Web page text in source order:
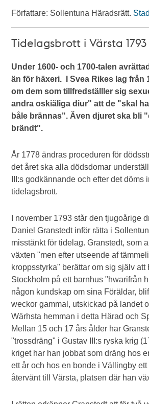
Författare: Sollentuna Häradsrätt.
Tidelagsbrott i Värsta 1793
Under 1600- och 1700-talen
än för häxeri. I Svea Rikes lag från
om dem som tillfredställler sig
andra oskiäliga diur" att de "skal
båle brännas". Även djuret ska bli
brändt".
År 1778 ändras proceduren för
det året ska alla dödsdomar
III:s godkännande och efter det döms
tidelagsbrott.
I november 1793 står den tjugoårige
Daniel Granstedt inför rätta i
misstänkt för tidelag. Granstedt, som
växten "men efter utseende af
kroppsstyrka" berättar om sig själv att
Stockholm på ett barnhus "hwarifrån
någon kundskap om sina Föräldar,
weckor gammal, utskickad på landet
Wärhsta hemman i detta Härad och
Mellan 15 och 17 års ålder har
"trossdräng" i Gustav III:s ryska krig
kriget har han jobbat som dräng hos
ett år och hos en bonde i Vällingby ett
återvänt till Värsta, platsen där han